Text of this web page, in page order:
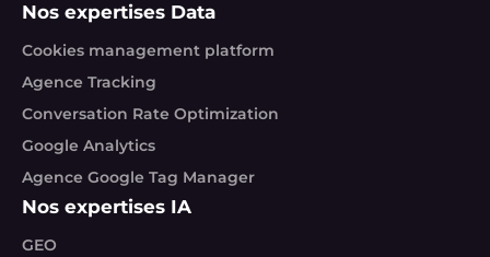
Nos expertises Data
Cookies management platform
Agence Tracking
Conversation Rate Optimization
Google Analytics
Agence Google Tag Manager
Nos expertises IA
GEO